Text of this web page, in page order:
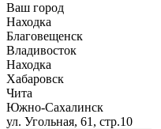
Ваш город
Находка
Благовещенск
Владивосток
Находка
Хабаровск
Чита
Южно-Сахалинск
ул. Угольная, 61, стр.10